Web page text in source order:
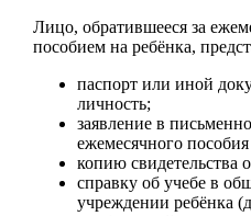
Лицо, обратившееся за
пособием на ребёнка,
паспорт или иной
личность;
заявление в
ежемесячного
копию свидетельства
справку об учебе в
учреждении ребёнка